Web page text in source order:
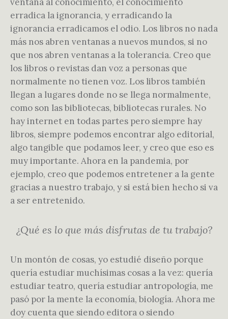
erradica la ignorancia, y erradicando la
ignorancia erradicamos el odio. Los libros no nada
más nos abren ventanas a nuevos mundos, si no
que nos abren ventanas a la tolerancia. Creo que
los libros o revistas dan voz a personas que
normalmente no tienen voz. Los libros también
llegan a lugares donde no se llega normalmente,
como son las bibliotecas, bibliotecas rurales. No
hay internet en todas partes pero siempre hay
libros, siempre podemos encontrar algo editorial,
algo tangible que podamos leer, y creo que eso es
muy importante. Ahora en la pandemia, por
ejemplo, creo que podemos entretener a la gente
gracias a nuestro trabajo, y si está bien hecho si va
a ser entretenido.
¿Qué es lo que más disfrutas de tu trabajo?
Un montón de cosas, yo estudié diseño porque
quería estudiar muchísimas cosas a la vez: quería
estudiar teatro, quería estudiar antropología, me
pasó por la mente la economía, biología. Ahora me
doy cuenta que siendo editora o siendo